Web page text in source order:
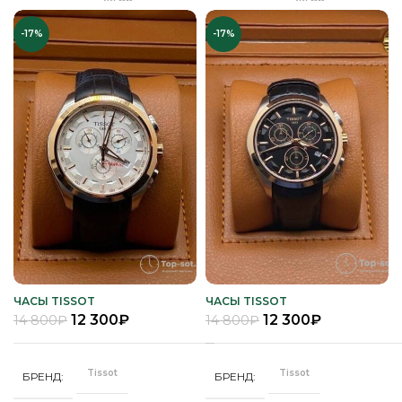
ЦВЕТ КОРПУСА Золото
ЦВЕТ РЕМЕШКА Черный
ЦИФЕРБЛАТ Черный
ЦВЕТ БРАСЛЕТА Серебро
ЦВЕТ КОРПУСА Серебро
ЦИФЕРБЛАТ Синий
ЗАСТЕЖКА
КОРПУС
Качественная
часовая сталь
МЕХАНИЗМ Кварц
ПОКРЫТИЕ
Полное
защитное IPS
покрытие
Часы мужские
СТЕКЛО
ЦВЕТ БРАСЛЕТА
ЗАСТЕЖКА "Бабочка"
КОРПУС
Качественная
часовая сталь
МЕХАНИЗМ Кварц
ПОКРЫТИЕ
защитное IPS
покрытие
Часы мужские
СТЕКЛО
ЦВЕТ БРАСЛЕТА
-17%
ЧАСЫ TISSOT
14 800₽ 12 300₽
БРЕНД Tissot
-17%
ЧАСЫ TISSOT
14 800₽ 12 300₽
БРЕНД Tissot